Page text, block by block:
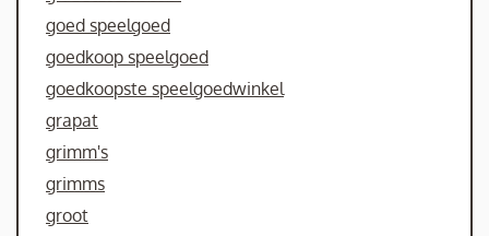
goed speelgoed
goedkoop speelgoed
goedkoopste speelgoedwinkel
grapat
grimm's
grimms
groot